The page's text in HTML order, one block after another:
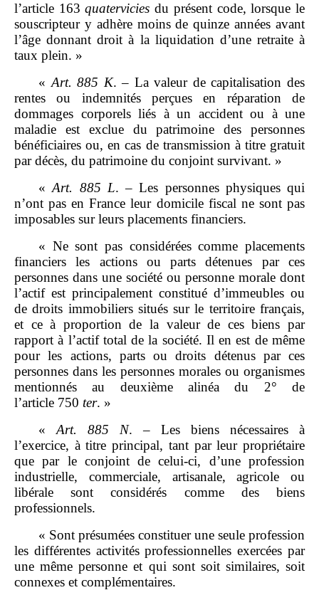
l’article 163quatervicies du présent code, lorsque le
souscripteur y adhère moins de quinze années avant
l’âge donnant droit à la liquidation d’une retraite à
taux plein. »
« Art. 885 K. – La valeur de capitalisation des
rentes ou indemnités perçues en réparation de
dommages corporels liés à un accident ou à une
maladie est exclue du patrimoine des personnes
bénéficiaires ou, en cas de transmission à titre gratuit
par décès, du patrimoine du conjoint survivant. »
«Art. 885 L. – Les personnes physiques qui
n’ont pas en France leur domicile fiscal ne sont pas
imposables sur leurs placements financiers.
« Ne sont pas considérées comme placements
financiers les actions ou parts détenues par ces
personnes dans une société ou personne morale dont
l’actif est principalement constitué d’immeubles ou
de droits immobiliers situés sur le territoire français,
et ce à proportion de la valeur de ces biens par
rapport à l’actif total de la société. Il en est de même
pour les actions, parts ou droits détenus par ces
personnes dans les personnes morales ou organismes
mentionnés au deuxième alinéa du 2° de
l’article 750 ter. »
« Art. 885 N. – Les biens nécessaires à
l’exercice, à titre principal, tant par leur propriétaire
que par le conjoint de celui‑ci, d’une profession
industrielle, commerciale, artisanale, agricole ou
libérale sont considérés comme des biens
professionnels.
« Sont présumées constituer une seule profession
les différentes activités professionnelles exercées par
une même personne et qui sont soit similaires, soit
connexes et complémentaires.